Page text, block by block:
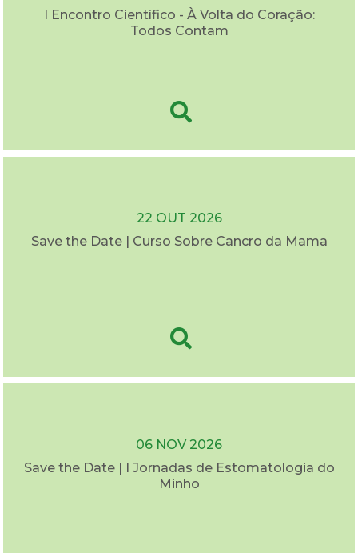
I Encontro Científico - À Volta do Coração:
Todos Contam
22 OUT 2026
Save the Date | Curso Sobre Cancro da Mama
06 NOV 2026
Save the Date | I Jornadas de Estomatologia do
Minho